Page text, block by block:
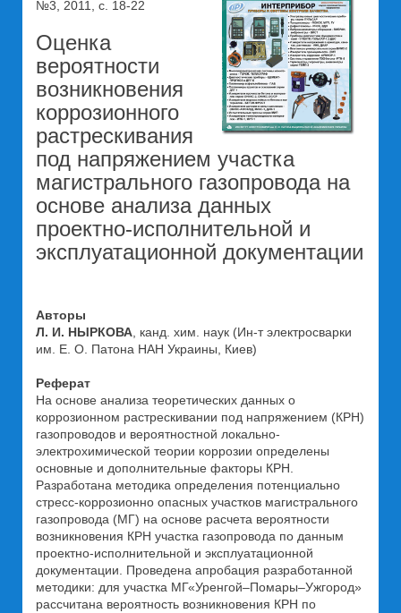
№3, 2011, с. 18-22
Оценка
вероятности
возникновения
коррозионного
растрескивания
под напряжением участка
магистрального газопровода на
основе анализа данных
проектно-исполнительной и
эксплуатационной документации
Авторы
Л. И. НЫРКОВА , канд. хим. наук (Ин-т электросварки
им. Е. О. Патона НАН Украины, Киев)
Реферат
На основе анализа теоретических данных о
коррозионном растрескивании под напряжением (КРН)
газопроводов и вероятностной локально-
электрохимической теории коррозии определены
основные и дополнительные факторы КРН.
Разработана методика определения потенциально
стресс-коррозионно опасных участков магистрального
газопровода (МГ) на основе расчета вероятности
возникновения КРН участка газопровода по данным
проектно-исполнительной и эксплуатационной
документации. Проведена апробация разработанной
методики: для участка МГ«Уренгой–Помары–Ужгород»
рассчитана вероятность возникновения КРН по